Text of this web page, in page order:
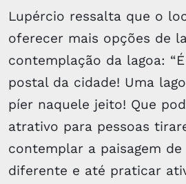
Lupércio ressalta que o
oferecer mais opções de
contemplação da lagoa:
postal da cidade! Uma
píer naquele jeito! Que
atrativo para pessoas
contemplar a paisagem
diferente e até praticar